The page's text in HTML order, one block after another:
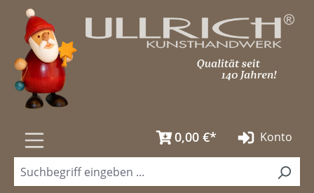
Zum Hauptinhalt springen
0,00 €* Konto